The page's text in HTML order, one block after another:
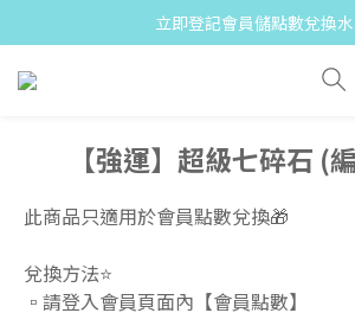
立即登記會員儲點數兌換
【強運】超級七碎石 (
此商品只適用於會員點數兌換🎁
兌換方法⭐️
▫️請登入會員頁面內【會員點數】